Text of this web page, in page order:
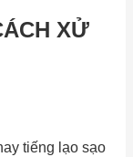
XỬ
tiếng lạo sạo